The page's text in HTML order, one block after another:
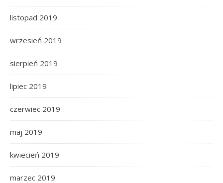
listopad 2019
wrzesień 2019
sierpień 2019
lipiec 2019
czerwiec 2019
maj 2019
kwiecień 2019
marzec 2019